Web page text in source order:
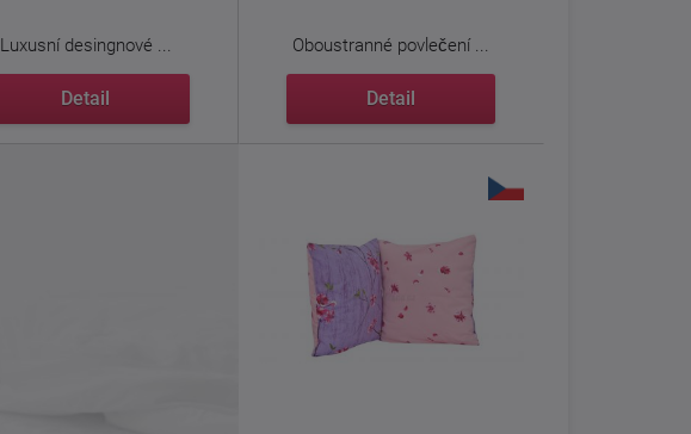
Luxusní desingnové ...
Detail
Oboustranné povlečení ...
Detail